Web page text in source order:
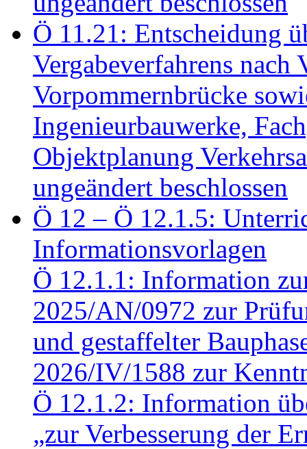
Ö 11.21: Entscheidung
Vergabeverfahrens
Vorpommernbrücke
Ingenieurbauwerke,
Objektplanung
ungeändert beschlossen
Ö 12 – Ö 12.1.5:
Informationsvorlagen
Ö 12.1.1: Information
2025/AN/0972 zur
und gestaffelter
2026/IV/1588 zur
Ö 12.1.2: Information
„zur Verbesserung der